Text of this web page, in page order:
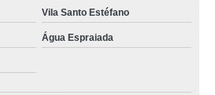
Vila Santo Estéfano
Água Espraiada